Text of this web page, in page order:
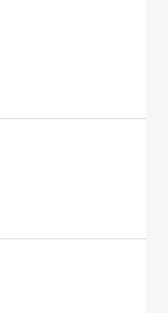
意点
下さい。
可能性がございま